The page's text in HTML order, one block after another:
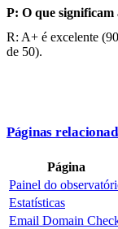
P: O que significam
R: A+ é excelente
de 50).
Páginas
Página
Painel do
Estatísticas
Email Domain